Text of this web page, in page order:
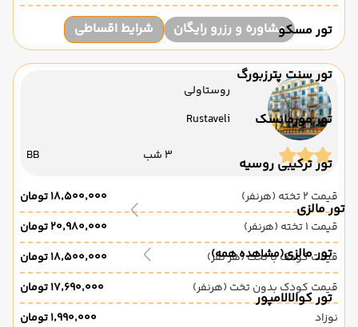
تور مسکو
تور سنت پترزبورگ
تور مورمانسک
تور ترکیبی روسیه
تور مالزی
تور مالزی(مشاهده همه)
تور کوالالامپور
مشاوره و رزرو رایگان شرایط اقساطی
روستاولی
Rustaveli
3 شب BB
قیمت 2 تخته (هرنفر)
۱۸٬۵۰۰٬۰۰۰ تومان
قیمت 1 تخته (هرنفر)
۲۰٬۹۸۰٬۰۰۰ تومان
قیمت کودک با تخت (هر نفر)
۱۸٬۵۰۰٬۰۰۰ تومان
قیمت کودک بدون تخت (هرنفر)
۱۷٬۶۹۰٬۰۰۰ تومان
نوزاد
۱٬۹۹۰٬۰۰۰ تومان